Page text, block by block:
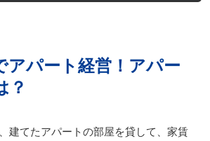
アパート経営！アパー
？
建てたアパートの部屋を貸して、家賃